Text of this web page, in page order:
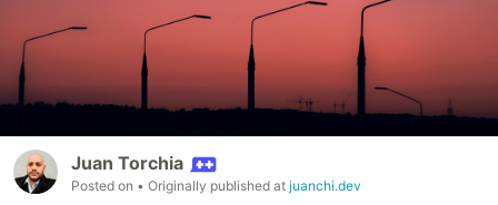
Juan Torchia
Posted on • Originally published at juanchi.dev